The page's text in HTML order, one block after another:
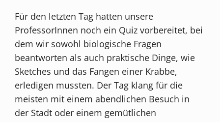
Für den letzten Tag hatten unsere
ProfessorInnen noch ein Quiz vorbereitet, bei
dem wir sowohl biologische Fragen
beantworten als auch praktische Dinge, wie
Sketches und das Fangen einer Krabbe,
erledigen mussten. Der Tag klang für die
meisten mit einem abendlichen Besuch in
der Stadt oder einem gemütlichen